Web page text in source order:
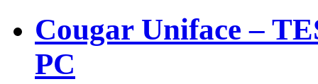
Cougar Uniface –
PC